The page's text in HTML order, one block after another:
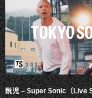
鋭児 – $uper $onic（Live